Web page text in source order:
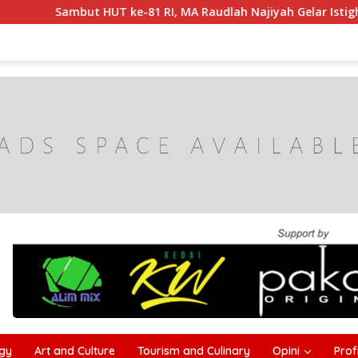
ke-81 RI, MA Raudlah Najiyah Gelar Istighotsah dan Kobarkan
Art and Culture Tourism and Culinary Opini